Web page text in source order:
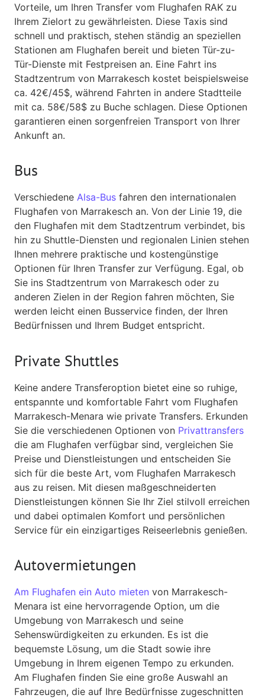
Vorteile, um Ihren Transfer vom Flughafen RAK zu
Ihrem Zielort zu gewährleisten. Diese Taxis sind
schnell und praktisch, stehen ständig an speziellen
Stationen am Flughafen bereit und bieten Tür-zu-
Tür-Dienste mit Festpreisen an. Eine Fahrt ins
Stadtzentrum von Marrakesch kostet beispielsweise
ca. 42€/45$, während Fahrten in andere Stadtteile
mit ca. 58€/58$ zu Buche schlagen. Diese Optionen
garantieren einen sorgenfreien Transport von Ihrer
Ankunft an.
Bus
Verschiedene Alsa-Bus fahren den internationalen
Flughafen von Marrakesch an. Von der Linie 19, die
den Flughafen mit dem Stadtzentrum verbindet, bis
hin zu Shuttle-Diensten und regionalen Linien stehen
Ihnen mehrere praktische und kostengünstige
Optionen für Ihren Transfer zur Verfügung. Egal, ob
Sie ins Stadtzentrum von Marrakesch oder zu
anderen Zielen in der Region fahren möchten, Sie
werden leicht einen Busservice finden, der Ihren
Bedürfnissen und Ihrem Budget entspricht.
Private Shuttles
Keine andere Transferoption bietet eine so ruhige,
entspannte und komfortable Fahrt vom Flughafen
Marrakesch-Menara wie private Transfers. Erkunden
Sie die verschiedenen Optionen von Privattransfers
die am Flughafen verfügbar sind, vergleichen Sie
Preise und Dienstleistungen und entscheiden Sie
sich für die beste Art, vom Flughafen Marrakesch
aus zu reisen. Mit diesen maßgeschneiderten
Dienstleistungen können Sie Ihr Ziel stilvoll erreichen
und dabei optimalen Komfort und persönlichen
Service für ein einzigartiges Reiseerlebnis genießen.
Autovermietungen
Am Flughafen ein Auto mieten von Marrakesch-
Menara ist eine hervorragende Option, um die
Umgebung von Marrakesch und seine
Sehenswürdigkeiten zu erkunden. Es ist die
bequemste Lösung, um die Stadt sowie ihre
Umgebung in Ihrem eigenen Tempo zu erkunden.
Am Flughafen finden Sie eine große Auswahl an
Fahrzeugen, die auf Ihre Bedürfnisse zugeschnitten